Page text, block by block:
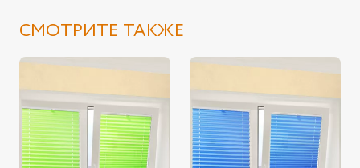
СМОТРИТЕ ТАКЖЕ